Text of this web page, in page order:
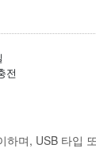
전
하며, USB 타입